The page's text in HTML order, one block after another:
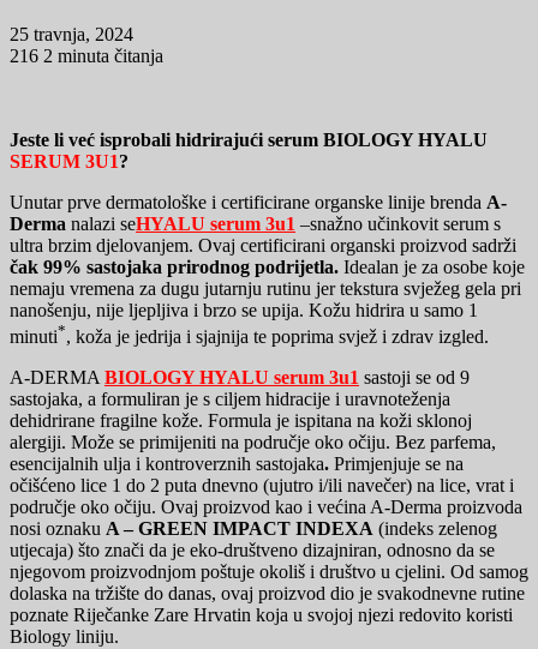
25 travnja, 2024
216 2 minuta čitanja
Jeste li već isprobali hidrirajući serum BIOLOGY HYALU
SERUM 3U1?
Unutar prve dermatološke i certificirane organske linije brenda A-
Derma nalazi seHYALU serum 3u1 –snažno učinkovit serum s
ultra brzim djelovanjem. Ovaj certificirani organski proizvod sadrži
čak 99% sastojaka prirodnog podrijetla. Idealan je za osobe koje
nemaju vremena za dugu jutarnju rutinu jer tekstura svježeg gela pri
nanošenju, nije ljepljiva i brzo se upija. Kožu hidrira u samo 1
minuti*, koža je jedrija i sjajnija te poprima svjež i zdrav izgled.
A-DERMA BIOLOGY HYALU serum 3u1 sastoji se od 9
sastojaka, a formuliran je s ciljem hidracije i uravnoteženja
dehidrirane fragilne kože. Formula je ispitana na koži sklonoj
alergiji. Može se primijeniti na područje oko očiju. Bez parfema,
esencijalnih ulja i kontroverznih sastojaka. Primjenjuje se na
očišćeno lice 1 do 2 puta dnevno (ujutro i/ili navečer) na lice, vrat i
područje oko očiju. Ovaj proizvod kao i većina A-Derma proizvoda
nosi oznaku A – GREEN IMPACT INDEXA (indeks zelenog
utjecaja) što znači da je eko-društveno dizajniran, odnosno da se
njegovom proizvodnjom poštuje okoliš i društvo u cjelini. Od samog
dolaska na tržište do danas, ovaj proizvod dio je svakodnevne rutine
poznate Riječanke Zare Hrvatin koja u svojoj njezi redovito koristi
Biology liniju.